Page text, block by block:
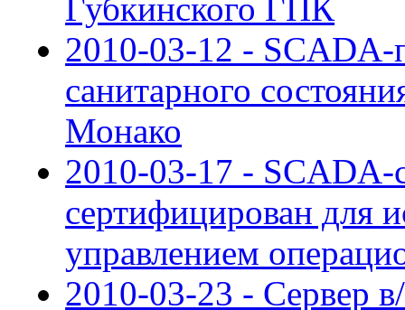
Губкинского ГПК
2010-03-12 - SCADA-
санитарного
Монако
2010-03-17 - SCADA-
сертифицирован для
управлением
2010-03-23 - Сервер